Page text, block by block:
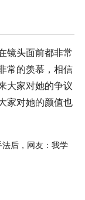
镜头面前都非常
常的羡慕，相信
大家对她的争议
家对她的颜值也